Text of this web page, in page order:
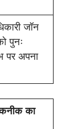
जॉन
पुनः
पर अपना
का